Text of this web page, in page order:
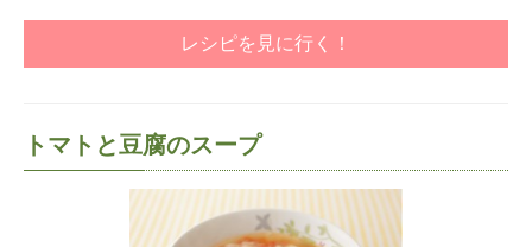
レシピを見に行く！
トマトと豆腐のスープ